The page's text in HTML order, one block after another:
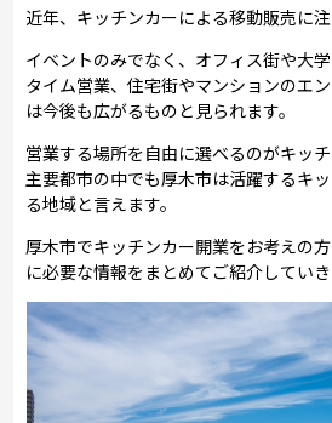
近年、キッチンカーによる移動販売に注
イベントのみでなく、オフィス街や大
タイム営業、住宅街やマンションのエ
は今後も広がるものと見られます。
営業する場所を自由に選べるのがキッチ
主要都市の中でも厚木市は活躍するキ
る地域と言えます。
厚木市でキッチンカー開業をお考えの
に必要な情報をまとめてご紹介していき